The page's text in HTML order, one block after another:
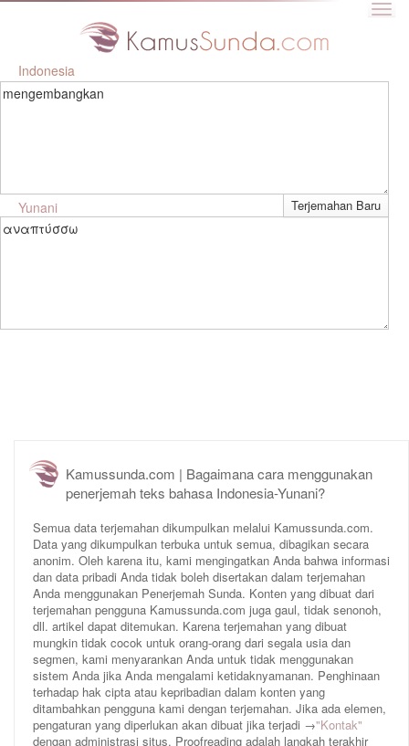
Indonesia
mengembangkan
Yunani
αναπτύσσω
Kamussunda.com | Bagaimana cara menggunakan
penerjemah teks bahasa Indonesia-Yunani?
Semua data terjemahan dikumpulkan melalui Kamussunda.com.
Data yang dikumpulkan terbuka untuk semua, dibagikan secara
anonim. Oleh karena itu, kami mengingatkan Anda bahwa informasi
dan data pribadi Anda tidak boleh disertakan dalam terjemahan
Anda menggunakan Penerjemah Sunda. Konten yang dibuat dari
terjemahan pengguna Kamussunda.com juga gaul, tidak senonoh,
dll. artikel dapat ditemukan. Karena terjemahan yang dibuat
mungkin tidak cocok untuk orang-orang dari segala usia dan
segmen, kami menyarankan Anda untuk tidak menggunakan
sistem Anda jika Anda mengalami ketidaknyamanan. Penghinaan
terhadap hak cipta atau kepribadian dalam konten yang
ditambahkan pengguna kami dengan terjemahan. Jika ada elemen,
pengaturan yang diperlukan akan dibuat jika terjadi →"Kontak"
dengan administrasi situs. Proofreading adalah langkah terakhir